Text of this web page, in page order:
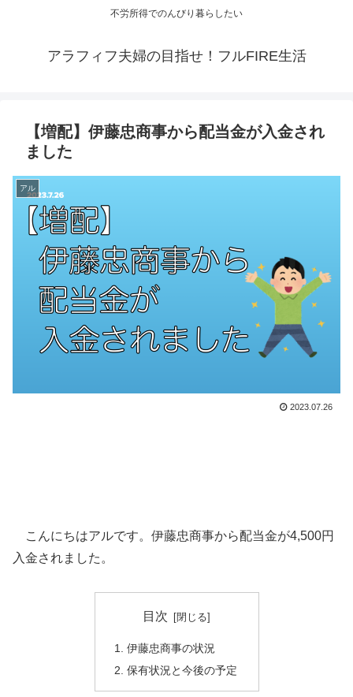
不労所得でのんびり暮らしたい
アラフィフ夫婦の目指せ！フルFIRE生活
【増配】伊藤忠商事から配当金が入金され
ました
アル
2023.07.26
こんにちはアルです。伊藤忠商事から配当金が4,500円
入金されました。
目次
伊藤忠商事の状況
保有状況と今後の予定